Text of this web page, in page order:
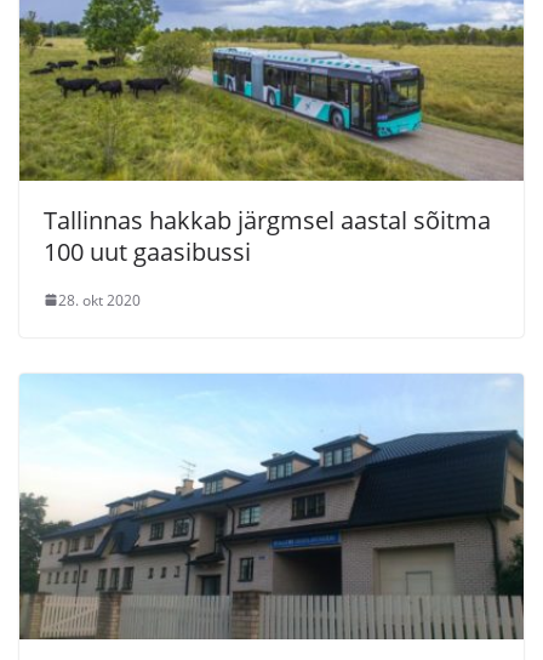
Tallinnas hakkab järgmsel aastal sõitma
100 uut gaasibussi
28. okt 2020